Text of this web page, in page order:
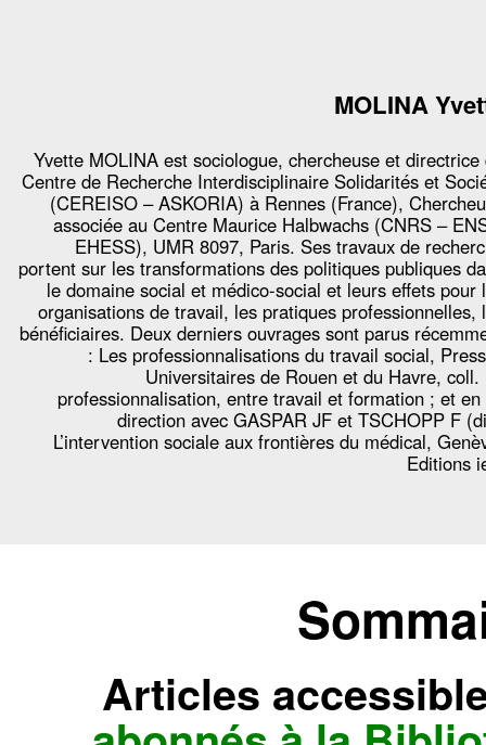
MOLINA
Yvette MOLINA est sociologue, chercheuse et directrice
Centre de Recherche Interdisciplinaire Solidarités et
(CEREISO – ASKORIA) à Rennes (France),
associée au Centre Maurice Halbwachs (CNRS –
EHESS), UMR 8097, Paris. Ses travaux de
portent sur les transformations des politiques publiques
le domaine social et médico-social et leurs effets pour
organisations de travail, les pratiques professionnelles,
bénéficiaires. Deux derniers ouvrages sont parus
: Les professionnalisations du travail social,
Universitaires de Rouen et du Havre, coll.
professionnalisation, entre travail et formation ; et en
direction avec GASPAR JF et TSCHOPP F
L’intervention sociale aux frontières du médical,
Editions
Articles